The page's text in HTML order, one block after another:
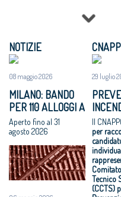
Consiglio: una
squadra al
lavoro per il
futuro della
professione
biodiversità:
standard (SAP)
LIFE 2021-2027
–
Sottoprogram
all’energia
pulita - Bando
azioni di
coordinament
o e di sostegno
NOTIZIE
08 maggio 2026
MILANO: BANDO
PER 110 ALLOGGI A
NIGUARDA E
GIAMBELLINO
Aperto fino al 31
agosto 2026
29 luglio
UN
IL
Il
per
Tecnico
(CCTS)